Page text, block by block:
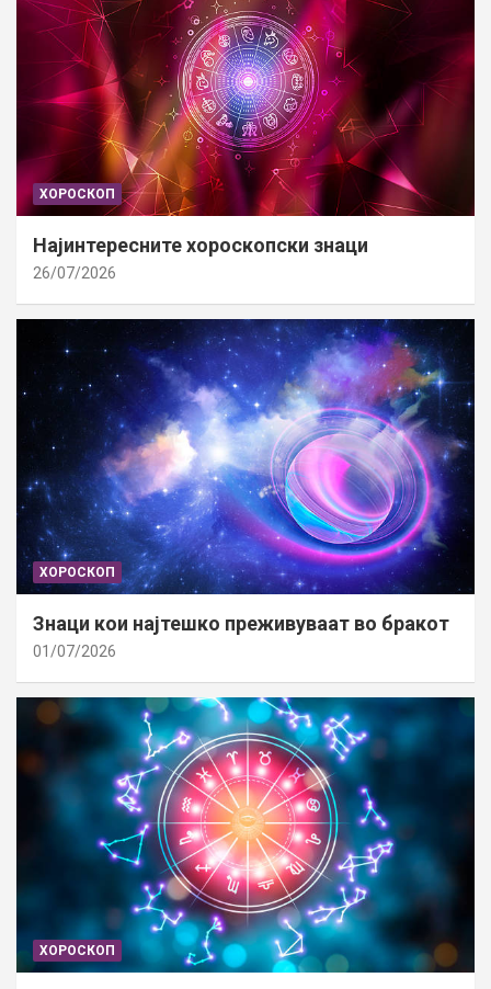
ХОРОСКОП
Најинтересните хороскопски знаци
26/07/2026
ХОРОСКОП
Знаци кои најтешко преживуваат во бракот
01/07/2026
ХОРОСКОП